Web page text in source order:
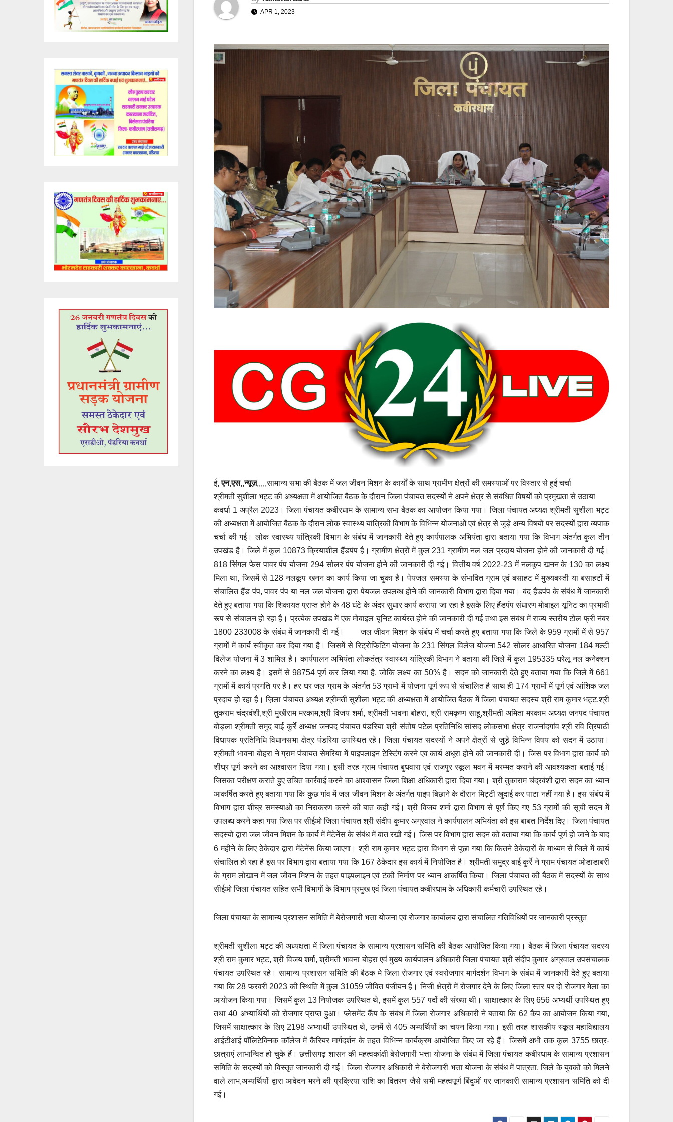
APR 1, 2023
ई, एन,एस,,न्यूज़,,,,,सामान्य सभा की बैठक में जल जीवन मिशन के कार्यों के साथ ग्रामीण क्षेत्रों की समस्याओं पर विस्तार से हुई चर्चा
श्रीमती सुशीला भट्ट की अध्यक्षता में आयोजित बैठक के दौरान जिला पंचायत सदस्यों ने अपने क्षेत्र से संबंधित विषयों को प्रमुखता से उठाया
कवर्धा 1 अप्रैल 2023। जिला पंचायत कबीरधाम के सामान्य सभा बैठक का आयोजन किया गया। जिला पंचायत अध्यक्ष श्रीमती सुशीला भट्ट
की अध्यक्षता में आयोजित बैठक के दौरान लोक स्वास्थ्य यांत्रिकी विभाग के विभिन्न योजनाओं एवं क्षेत्र से जुड़े अन्य विषयों पर सदस्यों द्वारा व्यपाक
चर्चा की गई। लोक स्वास्थ्य यांत्रिकी विभाग के संबंध में जानकारी देते हुए कार्यपालक अभियंता द्वारा बताया गया कि विभाग अंतर्गत कुल तीन
उपखंड है। जिले में कुल 10873 क्रियाशील हैंडपंप है। ग्रामीण क्षेत्रों में कुल 231 ग्रामीण नल जल प्रदाय योजना होने की जानकारी दी गई।
818 सिंगल फेस पावर पंप योजना 294 सोलर पंप योजना होने की जानकारी दी गई। वित्तीय वर्ष 2022-23 में नलकूप खनन के 130 का लक्ष्य
मिला था, जिसमें से 128 नलकूप खनन का कार्य किया जा चुका है। पेयजल समस्या के संभावित ग्राम एवं बसाहट में मुख्यबस्ती या बसाहटों में
संचालित हैंड पंप, पावर पंप या नल जल योजना द्वारा पेयजल उपलब्ध होने की जानकारी विभाग द्वारा दिया गया। बंद हैंडपंप के संबंध में जानकारी
देते हुए बताया गया कि शिकायत प्राप्त होने के 48 घंटे के अंदर सुधार कार्य कराया जा रहा है इसके लिए हैंडपंप संधारण मोबाइल यूनिट का प्रभावी
रूप से संचालन हो रहा है। प्रत्येक उपखंड में एक मोबाइल यूनिट कार्यरत होने की जानकारी दी गई तथा इस संबंध में राज्य स्तरीय टोल फ्री नंबर
1800 233008 के संबंध में जानकारी दी गई। जल जीवन मिशन के संबंध में चर्चा करते हुए बताया गया कि जिले के 959 ग्रामों में से 957
ग्रामों में कार्य स्वीकृत कर दिया गया है। जिसमें से रिट्रोफिटिंग योजना के 231 सिंगल विलेज योजना 542 सोलर आधारित योजना 184 मल्टी
विलेज योजना में 3 शामिल है। कार्यपालन अभियंता लोकतंत्र स्वास्थ्य यांत्रिकी विभाग ने बताया की जिले में कुल 195335 घरेलू नल कनेक्शन
करने का लक्ष्य है। इसमें से 98754 पूर्ण कर लिया गया है, जोकि लक्ष्य का 50% है। सदन को जानकारी देते हुए बताया गया कि जिले में 661
ग्रामों में कार्य प्रगति पर है। हर घर जल ग्राम के अंतर्गत 53 ग्रामो में योजना पूर्ण रूप से संचालित है साथ ही 174 ग्रामों में पूर्ण एवं आंशिक जल
प्रदाय हो रहा है। ज़िला पंचायत अध्यक्ष श्रीमती सुशीला भट्ट की अध्यक्षता में आयोजित बैठक में जिला पंचायत सदस्य श्री राम कुमार भट्ट,श्री
तुकराम चंद्रवंशी,श्री मुखीराम मरकाम,श्री विजय शर्मा, श्रीमती भावना बोहरा, श्री रामकृष्ण साहू,श्रीमती अमिता मरकाम अध्यक्ष जनपद पंचायत
बोड़ला श्रीमती समुद बाई कुर्रे अध्यक्ष जनपद पंचायत पंडरिया श्री संतोष पटेल प्रतिनिधि सांसद लोकसभा क्षेत्र राजनांदगांव श्री रवि त्रिपाठी
विधायक प्रतिनिधि विधानसभा क्षेत्र पंडरिया उपस्थित रहे। जिला पंचायत सदस्यों ने अपने क्षेत्रों से जुड़े विभिन्न विषय को सदन में उठाया।
श्रीमती भावना बोहरा ने ग्राम पंचायत सेमरिया में पाइपलाइन टेस्टिंग करने एव कार्य अधूरा होने की जानकारी दी। जिस पर विभाग द्वारा कार्य को
शीघ्र पूर्ण करने का आश्वासन दिया गया। इसी तरह ग्राम पंचायत बुधवारा एवं राजपुर स्कूल भवन में मरम्मत कराने की आवश्यकता बताई गई।
जिसका परीक्षण कराते हुए उचित कार्रवाई करने का आश्वासन जिला शिक्षा अधिकारी द्वारा दिया गया। श्री तुकाराम चंद्रवंशी द्वारा सदन का ध्यान
आकर्षित करते हुए बताया गया कि कुछ गांव में जल जीवन मिशन के अंतर्गत पाइप बिछाने के दौरान मिट्टी खुदाई कर पाटा नहीं गया है। इस संबंध में
विभाग द्वारा शीघ्र समस्याओं का निराकरण करने की बात कही गई। श्री विजय शर्मा द्वारा विभाग से पूर्ण किए गए 53 ग्रामों की सूची सदन में
उपलब्ध करने कहा गया जिस पर सीईओ जिला पंचायत श्री संदीप कुमार अग्रवाल ने कार्यपालन अभियंता को इस बाबत निर्देश दिए। जिला पंचायत
सदस्यो द्वारा जल जीवन मिशन के कार्य में मेंटेनेंस के संबंध में बात रखी गई। जिस पर विभाग द्वारा सदन को बताया गया कि कार्य पूर्ण हो जाने के बाद
6 महीने के लिए ठेकेदार द्वारा मेंटेनेंस किया जाएगा। श्री राम कुमार भट्ट द्वारा विभाग से पूछा गया कि कितने ठेकेदारों के माध्यम से जिले में कार्य
संचालित हो रहा है इस पर विभाग द्वारा बताया गया कि 167 ठेकेदार इस कार्य में नियोजित है। श्रीमती समुद्र बाई कुर्रे ने ग्राम पंचायत ओडाडाबरी
के ग्राम लोखान में जल जीवन मिशन के तहत पाइपलाइन एवं टंकी निर्माण पर ध्यान आकर्षित किया। जिला पंचायत की बैठक में सदस्यों के साथ
सीईओ जिला पंचायत सहित सभी विभागों के विभाग प्रमुख एवं जिला पंचायत कबीरधाम के अधिकारी कर्मचारी उपस्थित रहे।
जिला पंचायत के सामान्य प्रशासन समिति में बेरोजगारी भत्ता योजना एवं रोजगार कार्यालय द्वारा संचालित गतिविधियों पर जानकारी प्रस्तुत
श्रीमती सुशीला भट्ट की अध्यक्षता में जिला पंचायत के सामान्य प्रशासन समिति की बैठक आयोजित किया गया। बैठक में जिला पंचायत सदस्य
श्री राम कुमार भट्ट, श्री विजय शर्मा, श्रीमती भावना बोहरा एवं मुख्य कार्यपालन अधिकारी जिला पंचायत श्री संदीप कुमार अग्रवाल उपसंचालक
पंचायत उपस्थित रहे। सामान्य प्रशासन समिति की बैठक मे जिला रोजगार एवं स्वरोजगार मार्गदर्शन विभाग के संबंध में जानकारी देते हुए बताया
गया कि 28 फरवरी 2023 की स्थिति में कुल 31059 जीवित पंजीयन है। निजी क्षेत्रों में रोजगार देने के लिए जिला स्तर पर दो रोजगार मेला का
आयोजन किया गया। जिसमें कुल 13 नियोजक उपस्थित थे, इसमें कुल 557 पदों की संख्या थी। साक्षात्कार के लिए 656 अभ्यर्थी उपस्थित हुए
तथा 40 अभ्यार्थियों को रोजगार प्राप्त हुआ। प्लेसमेंट कैंप के संबंध में जिला रोजगार अधिकारी ने बताया कि 62 कैंप का आयोजन किया गया,
जिसमें साक्षात्कार के लिए 2198 अभ्यार्थी उपस्थित थे, उनमें से 405 अभ्यर्थियों का चयन किया गया। इसी तरह शासकीय स्कूल महाविद्यालय
आईटीआई पॉलिटेक्निक कॉलेज में कैरियर मार्गदर्शन के तहत विभिन्न कार्यक्रम आयोजित किए जा रहे हैं। जिसमें अभी तक कुल 3755 छात्र-
छात्राएं लाभान्वित हो चुके हैं। छत्तीसगढ़ शासन की महत्वकांक्षी बेरोजगारी भत्ता योजना के संबंध में जिला पंचायत कबीरधाम के सामान्य प्रशासन
समिति के सदस्यों को विस्तृत जानकारी दी गई। जिला रोजगार अधिकारी ने बेरोजगारी भत्ता योजना के संबंध में पात्रता, जिले के युवकों को मिलने
वाले लाभ,अभ्यर्थियों द्वारा आवेदन भरने की प्रक्रिया राशि का वितरण जैसे सभी महत्वपूर्ण बिंदुओं पर जानकारी सामान्य प्रशासन समिति को दी
गई।